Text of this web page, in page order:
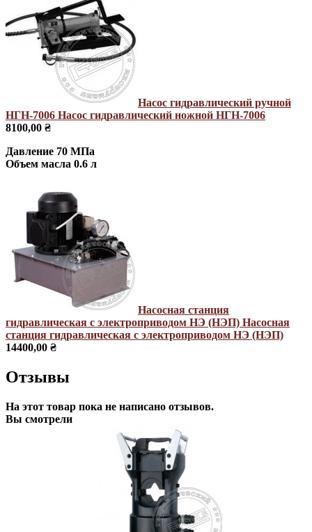
Насос гидравлический ручной
НГН-7006 Насос гидравлический ножной НГН-7006
8100,00 ₴
Давление 70 МПа
Объем масла 0.6 л
Насосная станция
гидравлическая с электроприводом НЭ (НЭП) Насосная
станция гидравлическая с электроприводом НЭ (НЭП)
14400,00 ₴
Отзывы
На этот товар пока не написано отзывов.
Вы смотрели